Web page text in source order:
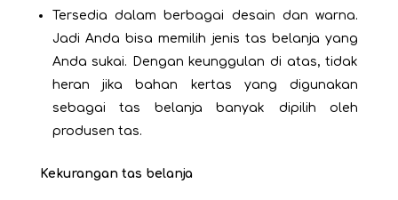
Tersedia dalam berbagai desain dan warna.
Jadi Anda bisa memilih jenis tas belanja yang
Anda sukai. Dengan keunggulan di atas, tidak
heran jika bahan kertas yang digunakan
sebagai tas belanja banyak dipilih oleh
produsen tas.
Kekurangan tas belanja